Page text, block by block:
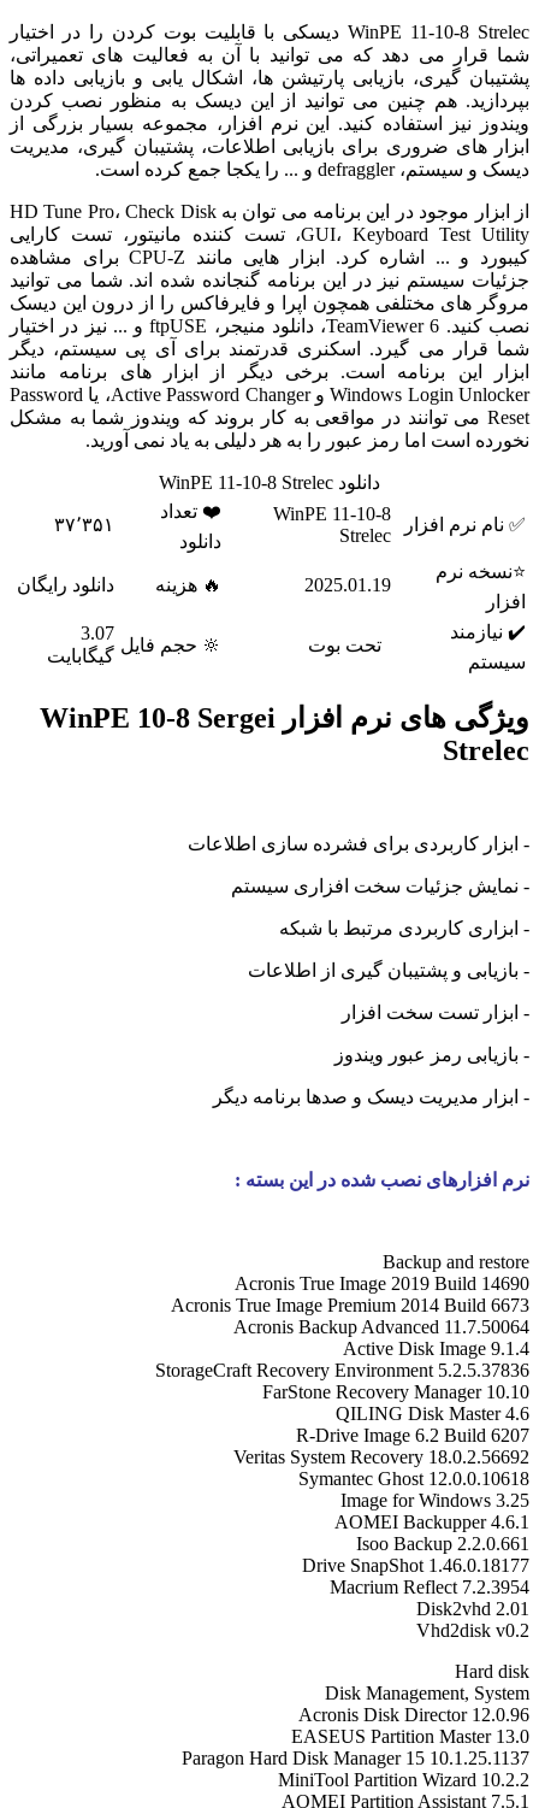
WinPE 11-10-8 Strelec دیسکی با قابلیت بوت کردن را در اختیار
شما قرار می دهد که می توانید با آن به فعالیت های تعمیراتی،
پشتیبان گیری، بازیابی پارتیشن ها، اشکال یابی و بازیابی داده ها
بپردازید. هم چنین می توانید از این دیسک به منظور نصب کردن
ویندوز نیز استفاده کنید. این نرم افزار، مجموعه بسیار بزرگی از
ابزار های ضروری برای بازیابی اطلاعات، پشتیبان گیری، مدیریت
دیسک و سیستم، defraggler و ... را یکجا جمع کرده است.
از ابزار موجود در این برنامه می توان به HD Tune Pro، Check Disk
GUI، Keyboard Test Utility، تست کننده مانیتور، تست کارایی
کیبورد و ... اشاره کرد. ابزار هایی مانند CPU-Z برای مشاهده
جزئیات سیستم نیز در این برنامه گنجانده شده اند. شما می توانید
مروگر های مختلفی همچون اپرا و فایرفاکس را از درون این دیسک
نصب کنید. TeamViewer 6، دانلود منیجر، ftpUSE و ... نیز در اختیار
شما قرار می گیرد. اسکنری قدرتمند برای آی پی سیستم، دیگر
ابزار این برنامه است. برخی دیگر از ابزار های برنامه مانند
Windows Login Unlocker و Active Password Changer، یا Password
Reset می توانند در مواقعی به کار بروند که ویندوز شما به مشکل
نخورده است اما رمز عبور را به هر دلیلی به یاد نمی آورید.
دانلود WinPE 11-10-8 Strelec
✅ نام نرم افزار
WinPE 11-10-8
Strelec
❤️ تعداد
دانلود
۳۷٬۳۵۱
⭐نسخه نرم
افزار
2025.01.19 🔥 هزینه دانلود رایگان
✔️ نیازمند
سیستم
تحت بوت 🔆 حجم فایل
3.07
گیگابایت
ویژگی های نرم افزار WinPE 10-8 Sergei
Strelec
- ابزار کاربردی برای فشرده سازی اطلاعات
- نمایش جزئیات سخت افزاری سیستم
- ابزاری کاربردی مرتبط با شبکه
- بازیابی و پشتیبان گیری از اطلاعات
- ابزار تست سخت افزار
- بازیابی رمز عبور ویندوز
- ابزار مدیریت دیسک و صدها برنامه دیگر
نرم افزارهای نصب شده در این بسته :
Backup and restore
Acronis True Image 2019 Build 14690
Acronis True Image Premium 2014 Build 6673
Acronis Backup Advanced 11.7.50064
Active Disk Image 9.1.4
StorageCraft Recovery Environment 5.2.5.37836
FarStone Recovery Manager 10.10
QILING Disk Master 4.6
R-Drive Image 6.2 Build 6207
Veritas System Recovery 18.0.2.56692
Symantec Ghost 12.0.0.10618
Image for Windows 3.25
AOMEI Backupper 4.6.1
Isoo Backup 2.2.0.661
Drive SnapShot 1.46.0.18177
Macrium Reflect 7.2.3954
Disk2vhd 2.01
Vhd2disk v0.2
Hard disk
Disk Management, System
Acronis Disk Director 12.0.96
EASEUS Partition Master 13.0
Paragon Hard Disk Manager 15 10.1.25.1137
MiniTool Partition Wizard 10.2.2
AOMEI Partition Assistant 7.5.1